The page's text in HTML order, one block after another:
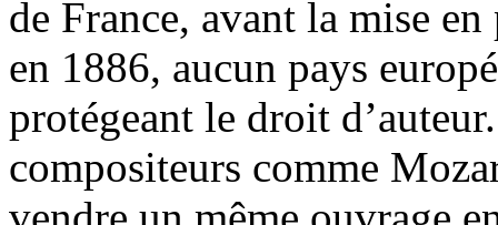
de France, avant la mise
en 1886, aucun pays
protégeant le droit
compositeurs comme